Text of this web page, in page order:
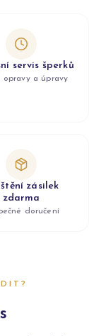
servis šperků
opravy a úpravy
zásilek
zdarma
doručení